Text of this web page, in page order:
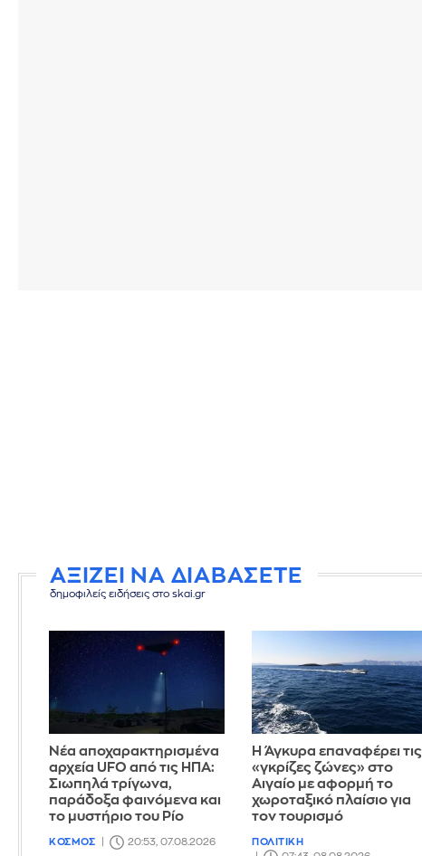
ΑΞΙΖΕΙ ΝΑ ΔΙΑΒΑΣΕΤΕ
δημοφιλείς ειδήσεις στο skai.gr
Νέα αποχαρακτηρισμένα
αρχεία UFO από τις ΗΠΑ:
Σιωπηλά τρίγωνα,
παράδοξα φαινόμενα και
το μυστήριο του Ρίο
ΚΟΣΜΟΣ 20:53, 07.08.2026
Η Άγκυρα επαναφέρει τις
«γκρίζες ζώνες» στο
Αιγαίο με αφορμή το
χωροταξικό πλαίσιο για
τον τουρισμό
ΠΟΛΙΤΙΚΗ